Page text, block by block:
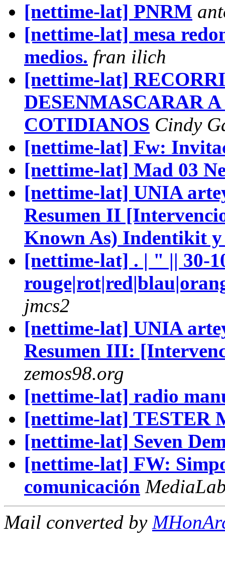
[nettime-lat] PNRM
[nettime-lat] mesa
medios. fran ilich
[nettime-lat]
DESENMASCARAR
COTIDIANOS Cindy
[nettime-lat] Fw:
[nettime-lat] Mad 03
[nettime-lat] UNIA
Resumen II
Known As) Indentikit
[nettime-lat] . | " || 30-
jmcs2
[nettime-lat] UNIA
Resumen III:
zemos98.org
[nettime-lat] radio
[nettime-lat] TESTER
[nettime-lat] Seven
[nettime-lat] FW:
comunicación
Mail converted by